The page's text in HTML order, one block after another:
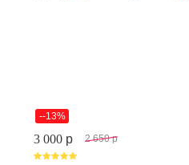
--13%
3 000 p 2 650 p